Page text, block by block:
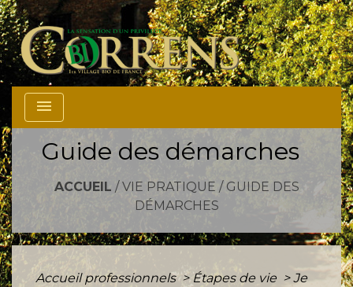
menu
Guide des démarches
ACCUEIL / VIE PRATIQUE / GUIDE DES
DÉMARCHES
Accueil professionnels> Étapes de vie > Je